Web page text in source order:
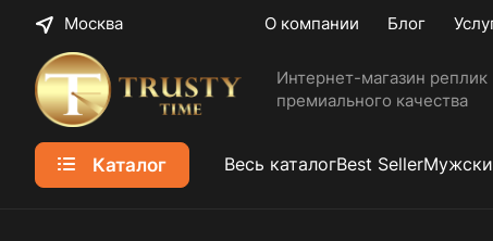
Москва О компании Блог
Интернет-магазин реплик
премиального качества
Каталог Весь каталогBest Seller